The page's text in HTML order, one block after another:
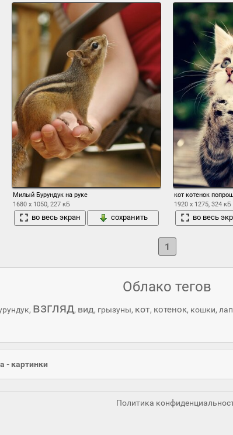
Милый Бурундук на руке
1680 x 1050, 227 кБ
во весь экран сохранить
кот котенок
1920 x 1275, 324 кБ
во весь
1
Облако тегов
, взгляд, вид, грызуны, кот, котенок, кошки,
- картинки
Политика